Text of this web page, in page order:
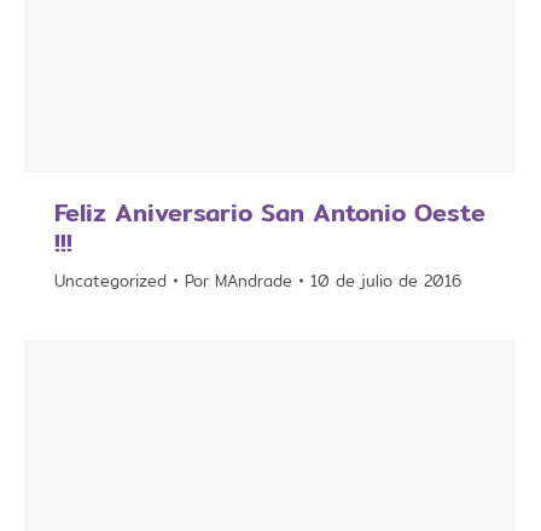
Feliz Aniversario San Antonio Oeste
!!!
Uncategorized Por MAndrade 10 de julio de 2016